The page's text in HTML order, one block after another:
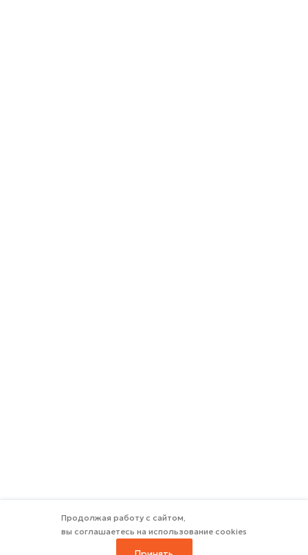
Продолжая работу с сайтом,
вы соглашаетесь на использование cookies